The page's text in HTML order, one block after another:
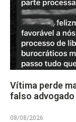
Vítima perde
falso
08/08/2026